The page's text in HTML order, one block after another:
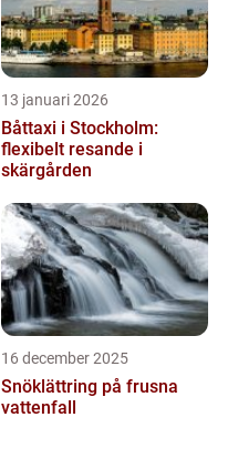
13 januari 2026
Båttaxi i Stockholm:
flexibelt resande i
skärgården
16 december 2025
Snöklättring på frusna
vattenfall